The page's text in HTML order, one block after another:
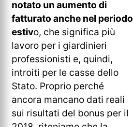
notato un aumento di
fatturato anche nel periodo
estivo, che significa più
lavoro per i giardinieri
professionisti e, quindi,
introiti per le casse dello
Stato. Proprio perché
ancora mancano dati reali
sui risultati del bonus per il